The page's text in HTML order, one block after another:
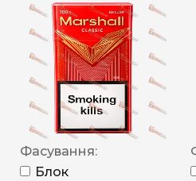
Фасування:
Блок